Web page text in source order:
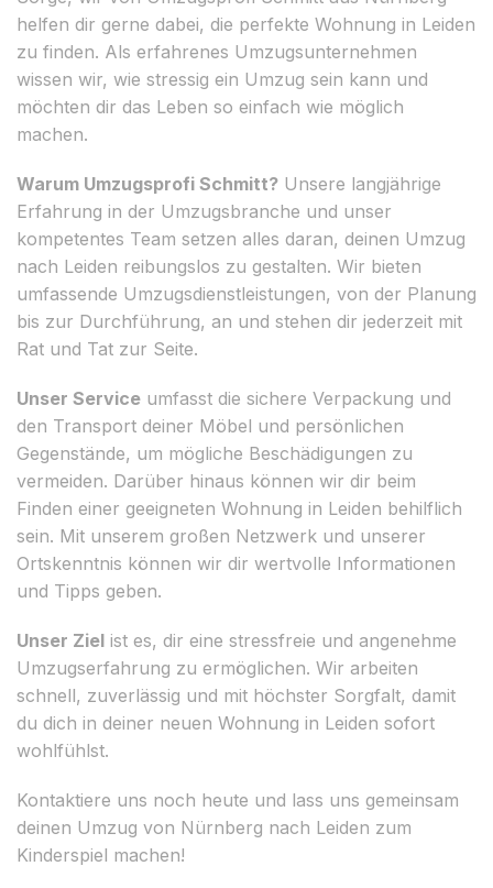
helfen dir gerne dabei, die perfekte Wohnung in Leiden
zu finden. Als erfahrenes Umzugsunternehmen
wissen wir, wie stressig ein Umzug sein kann und
möchten dir das Leben so einfach wie möglich
machen.
Warum Umzugsprofi Schmitt? Unsere langjährige
Erfahrung in der Umzugsbranche und unser
kompetentes Team setzen alles daran, deinen Umzug
nach Leiden reibungslos zu gestalten. Wir bieten
umfassende Umzugsdienstleistungen, von der Planung
bis zur Durchführung, an und stehen dir jederzeit mit
Rat und Tat zur Seite.
Unser Service umfasst die sichere Verpackung und
den Transport deiner Möbel und persönlichen
Gegenstände, um mögliche Beschädigungen zu
vermeiden. Darüber hinaus können wir dir beim
Finden einer geeigneten Wohnung in Leiden behilflich
sein. Mit unserem großen Netzwerk und unserer
Ortskenntnis können wir dir wertvolle Informationen
und Tipps geben.
Unser Ziel ist es, dir eine stressfreie und angenehme
Umzugserfahrung zu ermöglichen. Wir arbeiten
schnell, zuverlässig und mit höchster Sorgfalt, damit
du dich in deiner neuen Wohnung in Leiden sofort
wohlfühlst.
Kontaktiere uns noch heute und lass uns gemeinsam
deinen Umzug von Nürnberg nach Leiden zum
Kinderspiel machen!